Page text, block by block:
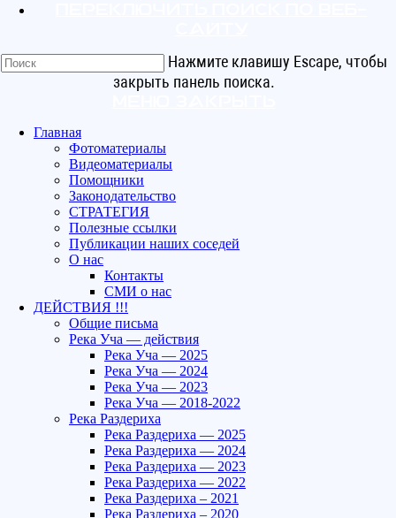
Нажмите клавишу Escape, чтобы
закрыть панель поиска.
Главная
Фотоматериалы
Видеоматериалы
Помощники
Законодательство
СТРАТЕГИЯ
Полезные ссылки
Публикации наших соседей
О нас
Контакты
СМИ о нас
ДЕЙСТВИЯ !!!
Общие письма
Река Уча — действия
Река Уча — 2025
Река Уча — 2024
Река Уча — 2023
Река Уча — 2018-2022
Река Раздериха
Река Раздериха — 2025
Река Раздериха — 2024
Река Раздериха — 2023
Река Раздериха — 2022
Река Раздериха – 2021
Река Раздериха – 2020